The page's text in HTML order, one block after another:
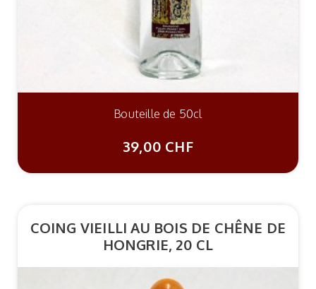
Bouteille de 50cl
39,00 CHF
COING VIEILLI AU BOIS DE CHÊNE DE
HONGRIE, 20 CL